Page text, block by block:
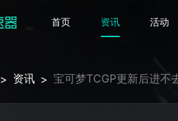
首页 资讯 活动
> 资讯 > 宝可梦TCGP更新后进不